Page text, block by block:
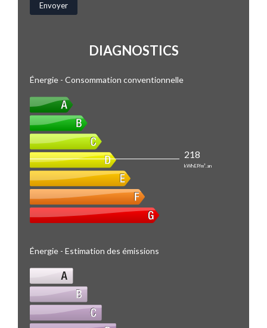
DIAGNOSTICS
Énergie - Consommation conventionnelle
218
kWhEP/m².an
Énergie - Estimation des émissions